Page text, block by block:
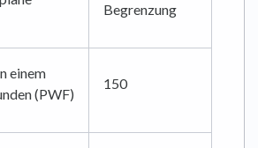
Begrenzung
einem
(PWF)
150